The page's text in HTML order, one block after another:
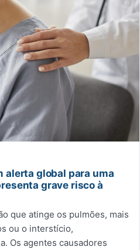
alerta global para uma
grave risco à
que atinge os pulmões, mais
ou o interstício,
Os agentes causadores